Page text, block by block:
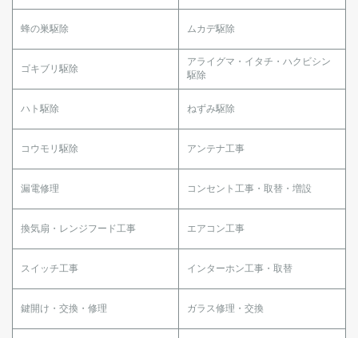
蜂の巣駆除 ムカデ駆除
ゴキブリ駆除
アライグマ・イタチ・ハクビシン
駆除
ハト駆除 ねずみ駆除
コウモリ駆除 アンテナ工事
漏電修理 コンセント工事・取替・増設
換気扇・レンジフード工事 エアコン工事
スイッチ工事 インターホン工事・取替
鍵開け・交換・修理 ガラス修理・交換